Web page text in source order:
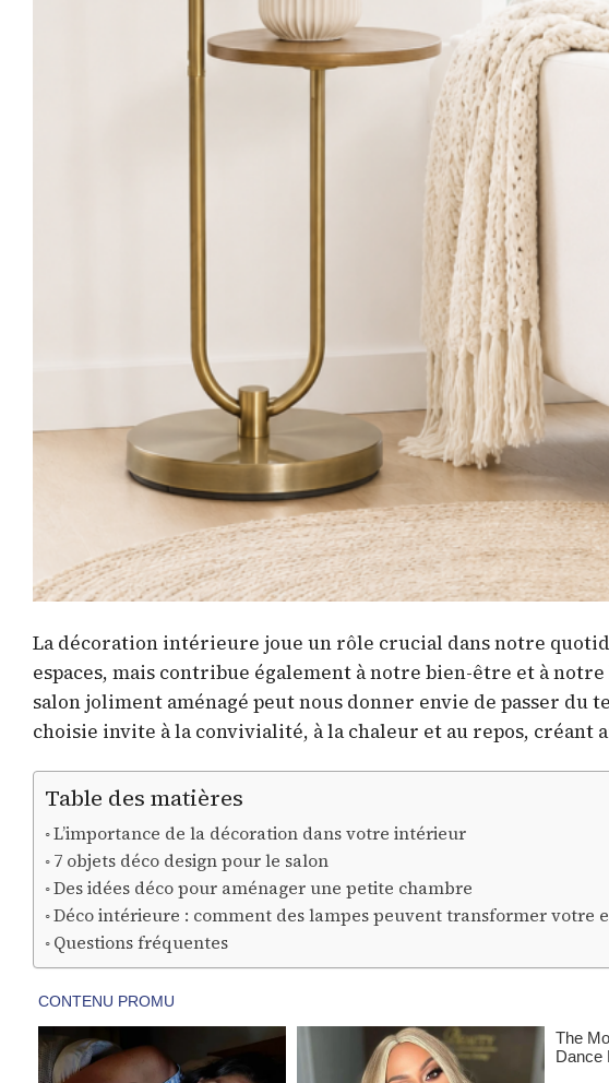
La décoration intérieure joue un rôle crucial dans notre
espaces, mais contribue également à notre bien-être et à
salon joliment aménagé peut nous donner envie de passer du
choisie invite à la convivialité, à la chaleur et au repos, créant
Table des matières
L’importance de la décoration dans votre intérieur
7 objets déco design pour le salon
Des idées déco pour aménager une petite chambre
Déco intérieure : comment des lampes peuvent transformer votre
Questions fréquentes